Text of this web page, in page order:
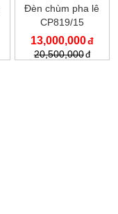
Đèn chùm pha lê
CP819/15
13,000,000
20,500,000